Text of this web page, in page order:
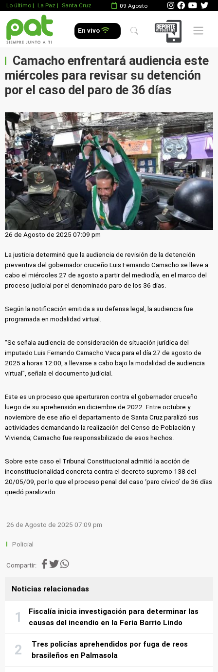
Lo último | La Paz | Santa Cruz 09 Agosto
En vivo Mobile
Camacho enfrentará audiencia este
miércoles para revisar su detención
por el caso del paro de 36 días
26 de Agosto de 2025 07:09 pm
La justicia determinó que la audiencia de revisión de la detención
preventiva del gobernador cruceño Luis Fernando Camacho se lleve a
cabo el miércoles 27 de agosto a partir del mediodía, en el marco del
proceso judicial por el denominado paro de los 36 días.
Según la notificación emitida a su defensa legal, la audiencia fue
programada en modalidad virtual.
“Se señala audiencia de consideración de situación jurídica del
imputado Luis Fernando Camacho Vaca para el día 27 de agosto de
2025 a horas 12:00, a llevarse a cabo bajo la modalidad de audiencia
virtual”, señala el documento judicial.
Este es un proceso que aperturaron contra el gobernador cruceño
luego de su aprehensión en diciembre de 2022. Entre octubre y
noviembre de ese año el departamento de Santa Cruz paralizó sus
actividades demandando la realización del Censo de Población y
Vivienda; Camacho fue responsabilizado de esos hechos.
Sobre este caso el Tribunal Constitucional admitió la acción de
inconstitucionalidad concreta contra el decreto supremo 138 del
20/05/09, por lo que el proceso penal del caso ‘paro cívico’ de 36 días
quedó paralizado.
26 de Agosto de 2025 07:09 pm
Policial
Compartir:
Noticias relacionadas
Fiscalía inicia investigación para determinar las
causas del incendio en la Feria Barrio Lindo
Tres policías aprehendidos por fuga de reos
brasileños en Palmasola